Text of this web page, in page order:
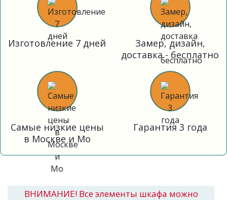
Изготовление 7 дней
Замер, дизайн,
доставка - бесплатно
Самые низкие цены
в Москве и Мо
Гарантия 3 года
ВНИМАНИЕ! Все элементы шкафа можно